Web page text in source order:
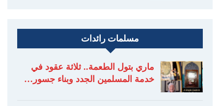
مسلمات رائدات
ماري بتول الطعمة.. ثلاثة عقود في
خدمة المسلمين الجدد وبناء جسور…